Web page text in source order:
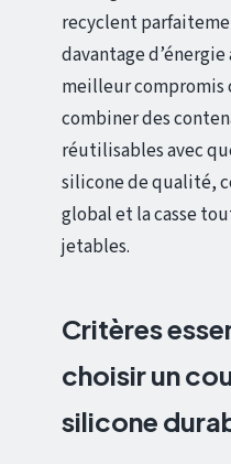
recyclent
davantage
meilleur compromis
combiner des
réutilisables avec
silicone de qualité,
global et la casse
jetables.
Critères
choisir un
silicone